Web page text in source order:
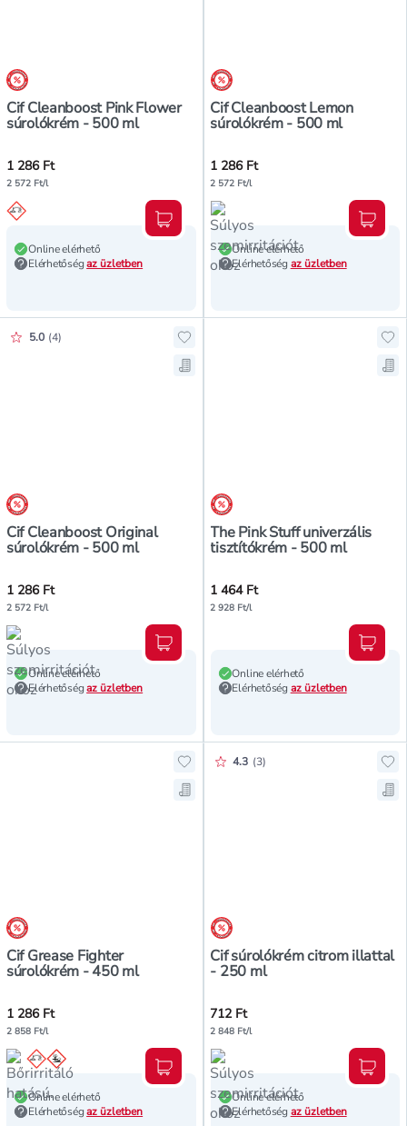
árréscsökkentés
Cif Cleanboost Pink Flower
súrolókrém - 500 ml
1 286 Ft
2 572 Ft/l
Online elérhető
Elérhetőségaz üzletben
Kosárba teszem
árréscsökkentés
Cif Cleanboost Lemon
súrolókrém - 500 ml
1 286 Ft
2 572 Ft/l
Online elérhető
Elérhetőség az üzletben
árréscsökkentés
Cif Cleanboost Original
súrolókrém - 500 ml
Értékelés pontszáma:
5.0 (4)
Hozzáadás a kedvencekhez, Cif
Mentés a bevásárló listára, Cif
1 286 Ft
2 572 Ft/l
Online elérhető
Elérhetőségaz üzletben
Kosárba teszem
árréscsökkentés
The Pink Stuff univerzális
tisztítókrém - 500 ml
1 464 Ft
2 928 Ft/l
Online elérhető
Elérhetőség az üzletben
árréscsökkentés
Cif Grease Fighter
súrolókrém - 450 ml
Hozzáadás a kedvencekhez, Cif
Mentés a bevásárló listára, Cif
1 286 Ft
2 858 Ft/l
Online elérhető
Elérhetőségaz üzletben
Kosárba teszem
árréscsökkentés
Cif súrolókrém citrom illattal
- 250 ml
Értékelés pontszáma:
4.3 (3)
712 Ft
2 848 Ft/l
Online elérhető
Elérhetőség az üzletben